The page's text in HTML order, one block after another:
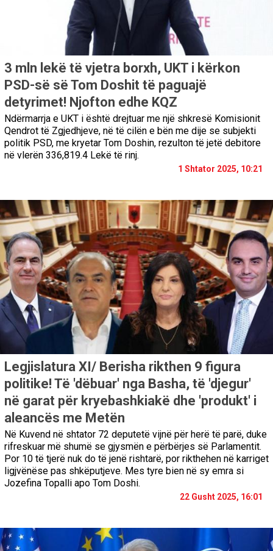
3 mln lekë të vjetra borxh, UKT i kërkon
PSD-së së Tom Doshit të paguajë
detyrimet! Njofton edhe KQZ
Ndërmarrja e UKT i është drejtuar me një shkresë Komisionit
Qendrot të Zgjedhjeve, në të cilën e bën me dije se subjekti
politik PSD, me kryetar Tom Doshin, rezulton të jetë debitore
në vlerën 336,819.4 Lekë të rinj.
1 Shtator 2025, 10:21
Legjislatura XI/ Berisha rikthen 9 figura
politike! Të 'dëbuar' nga Basha, të 'djegur'
në garat për kryebashkiakë dhe 'produkt' i
aleancës me Metën
Në Kuvend në shtator 72 deputetë vijnë për herë të parë, duke
rifreskuar më shumë se gjysmën e përbërjes së Parlamentit.
Por 10 të tjerë nuk do të jenë rishtarë, por rikthehen në karriget
ligjvënëse pas shkëputjeve. Mes tyre bien në sy emra si
Jozefina Topalli apo Tom Doshi.
22 Gusht 2025, 16:01